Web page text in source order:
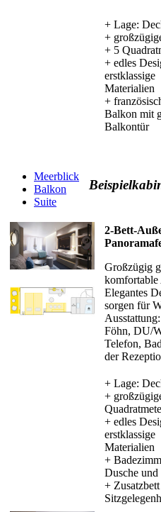
+ Lage:
+
+ 5
+ edles
erstklassige
Materialien
+
Balkon mit
Balkontür
Meerblick
Balkon
Suite
2-Bett-
Großzügig
Elegantes
sorgen für
Föhn, DU/
Telefon,
der
+ Lage:
+
+ edles
erstklassige
Materialien
+
Dusche
+